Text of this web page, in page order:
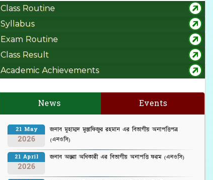
Class Routine
Syllabus
Exam Routine
Class Result
Academic Achievements
News Events
21 May
2026
জনাব মুহাম্মদ মুস্তাফিজুর রহমান এর বিভাগীয় অনাপত্তিপত্র
(এনওসি)
21 April
2026
জনাব অন্তরা অধিকারী এর বিভাগীয় অনাপত্তি ফরম (এনওসি)